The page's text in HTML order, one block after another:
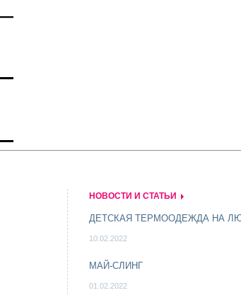
НОВОСТИ И СТАТЬИ
ДЕТСКАЯ ТЕРМООДЕЖДА НА
10.02.2022
МАЙ-СЛИНГ
01.02.2022